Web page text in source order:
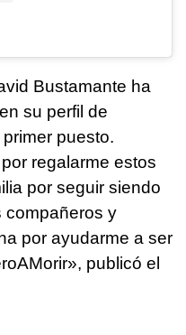
Bustamante ha
su perfil de
puesto.
regalarme estos
por seguir siendo
compañeros y
por ayudarme a ser
publicó el